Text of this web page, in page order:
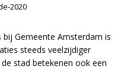
2020
bij Gemeente Amsterdam is
steeds veelzijdiger
stad betekenen ook een